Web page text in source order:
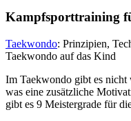
Kampfsporttraining
Taekwondo: Prinzipien,
Taekwondo auf das Kind
Im Taekwondo gibt es nicht
was eine zusätzliche
gibt es 9 Meistergrade für